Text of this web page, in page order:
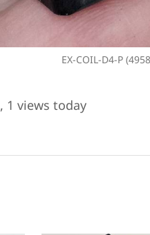
EX-COIL-D4-P
, 1 views today